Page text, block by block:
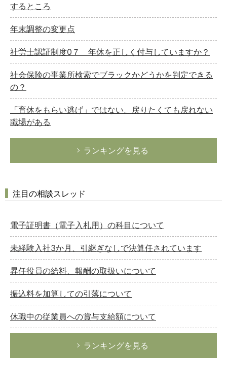
するところ
年末調整の変更点
社労士認証制度0７ 年休を正しく付与していますか？
社会保険の事業所検索でブラックかどうかを判定できる
の？
「育休をもらい逃げ」ではない。戻りたくても戻れない
職場がある
ランキングを見る
注目の相談スレッド
電子証明書（電子入札用）の科目について
未経験入社3か月、引継ぎなしで決算任されています
昇任役員の給料、報酬の取扱いについて
振込料を加算しての引落について
休職中の従業員への賞与支給額について
ランキングを見る